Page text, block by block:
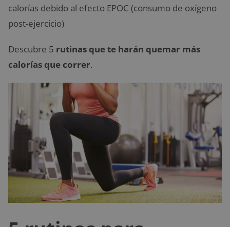
calorías debido al efecto EPOC (consumo de oxígeno
post-ejercicio)
Descubre 5 rutinas que te harán quemar más
calorías que correr.